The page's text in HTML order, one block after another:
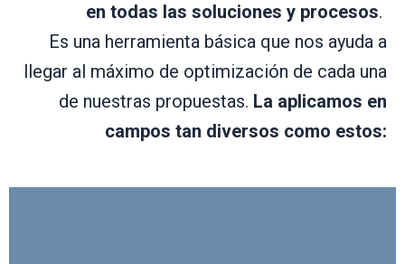
en todas las soluciones y procesos.
Es una herramienta básica que nos ayuda a
llegar al máximo de optimización de cada una
de nuestras propuestas. La aplicamos en
campos tan diversos como estos: